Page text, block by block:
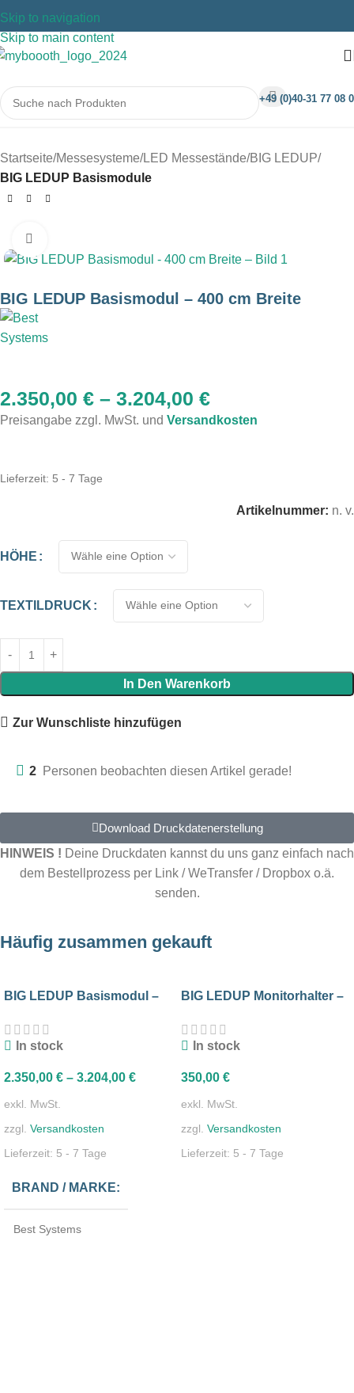
Skip to navigation
Skip to main content
+49 (0)40-31 77 08 0
Startseite Messesysteme LED Messestände BIG LEDUP
BIG LEDUP Basismodule
BIG LEDUP Basismodul – 400 cm Breite
2.350,00 € – 3.204,00 €
Preisangabe zzgl. MwSt. und Versandkosten
Lieferzeit: 5 - 7 Tage
Artikelnummer: n. v.
HÖHE
TEXTILDRUCK
In Den Warenkorb
Zur Wunschliste hinzufügen
2 Personen beobachten diesen Artikel gerade!
Download Druckdatenerstellung
HINWEIS ! Deine Druckdaten kannst du uns ganz einfach nach
dem Bestellprozess per Link / WeTransfer / Dropbox o.ä.
senden.
Häufig zusammen gekauft
BIG LEDUP Basismodul –
In stock
2.350,00 € – 3.204,00 €
exkl. MwSt.
zzgl. Versandkosten
Lieferzeit: 5 - 7 Tage
BRAND / MARKE
Best Systems
BIG LEDUP Monitorhalter –
In stock
350,00 €
exkl. MwSt.
zzgl. Versandkosten
Lieferzeit: 5 - 7 Tage